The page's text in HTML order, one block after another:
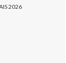
2026